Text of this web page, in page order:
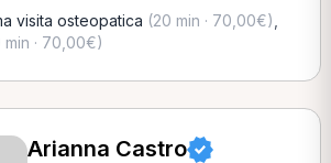
visita osteopatica (20 min · 70,00€)
min · 70,00€)
Arianna Castro